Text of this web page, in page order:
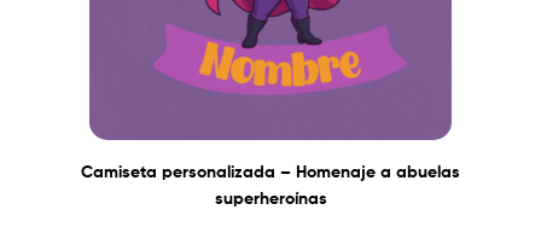
Camiseta personalizada – Homenaje a abuelas
superheroínas